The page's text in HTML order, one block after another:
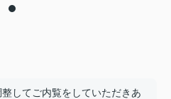
してご内覧をしていただきあ